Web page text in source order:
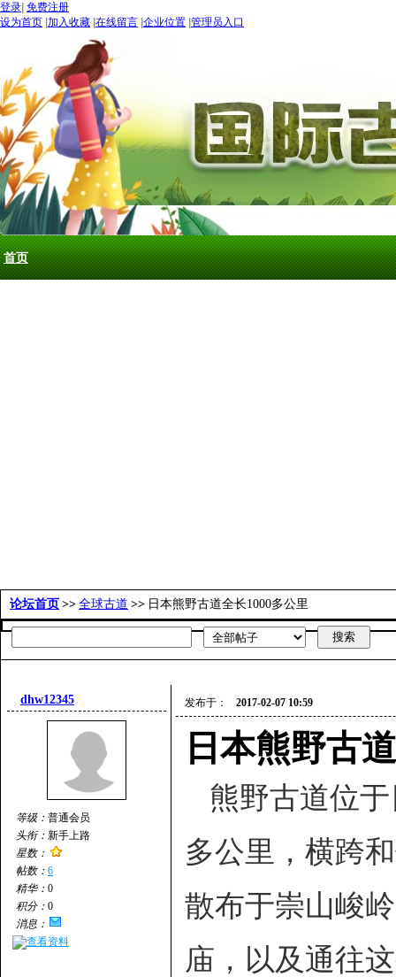
登录 免费注册
设为首页 加入收藏 在线留言 企业位置 管理员入口
首页
进
期待：
论坛首页 >> 全球古道 >> 日本熊野古道全长1000多公里
dhw12345
等级： 普通会员
头衔： 新手上路
星数：
帖数： 6
精华： 0
积分： 0
消息：
查看资料
发布于： 2017-02-07 10:59
日本熊野古
熊野古道位
多公里，横跨
散布于崇山峻
庙，以及通往